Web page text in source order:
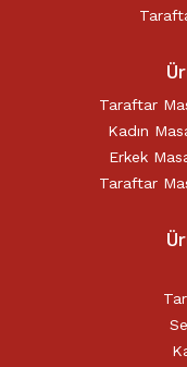
Taraftar
Kadın
Erkek
Taraftar